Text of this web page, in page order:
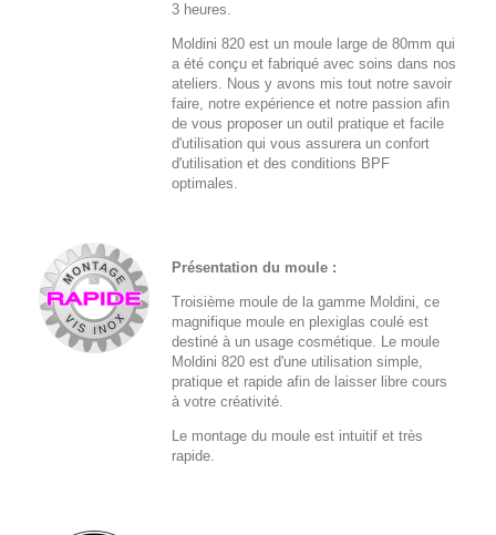
3 heures.
Moldini 820 est un moule large de 80mm qui
a été conçu et fabriqué avec soins dans nos
ateliers. Nous y avons mis tout notre savoir
faire, notre expérience et notre passion afin
de vous proposer un outil pratique et facile
d'utilisation qui vous assurera un confort
d'utilisation et des conditions BPF
optimales.
Présentation du moule :
Troisième moule de la gamme Moldini, ce
magnifique moule en plexiglas coulé est
destiné à un usage cosmétique. Le moule
Moldini 820 est d'une utilisation simple,
pratique et rapide afin de laisser libre cours
à votre créativité.
Le montage du moule est intuitif et très
rapide.